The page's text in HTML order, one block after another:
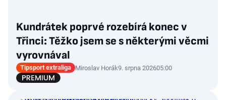
Kundrátek poprvé rozebírá konec v
Třinci: Těžko jsem se s některými věcmi
vyrovnával
Tipsport extraliga Miroslav Horák9. srpna 202605:00